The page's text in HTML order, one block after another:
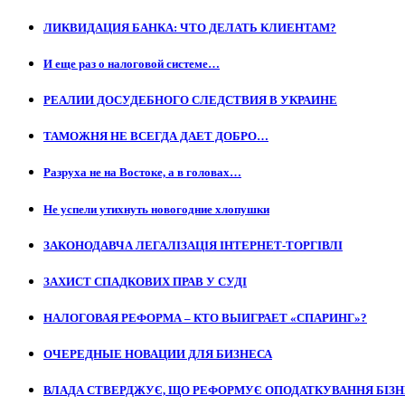
ЛИКВИДАЦИЯ БАНКА: ЧТО ДЕЛАТЬ КЛИЕНТАМ?
И еще раз о налоговой системе…
РЕАЛИИ ДОСУДЕБНОГО СЛЕДСТВИЯ В УКРАИНЕ
ТАМОЖНЯ НЕ ВСЕГДА ДАЕТ ДОБРО…
Разруха не на Востоке, а в головах…
Не успели утихнуть новогодние хлопушки
ЗАКОНОДАВЧА ЛЕГАЛІЗАЦІЯ ІНТЕРНЕТ-ТОРГІВЛІ
ЗАХИСТ СПАДКОВИХ ПРАВ У СУДІ
НАЛОГОВАЯ РЕФОРМА – КТО ВЫИГРАЕТ «СПАРИНГ»?
ОЧЕРЕДНЫЕ НОВАЦИИ ДЛЯ БИЗНЕСА
ВЛАДА СТВЕРДЖУЄ, ЩО РЕФОРМУЄ ОПОДАТКУВАННЯ